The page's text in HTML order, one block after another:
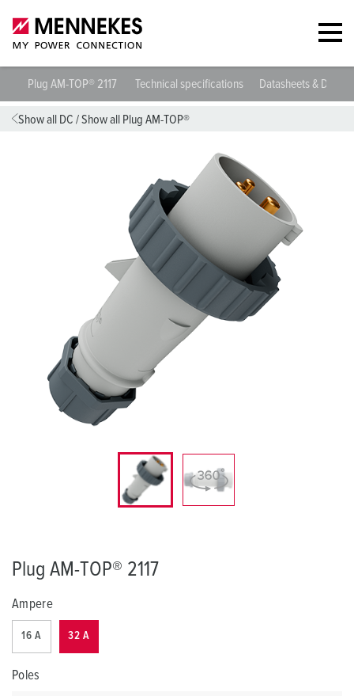
Plug AM-TOP® 2117 Technical specifications Datasheets &
Show all DC /Show all Plug AM-TOP®
Plug AM-TOP® 2117
Ampere
16 A 32 A
Poles